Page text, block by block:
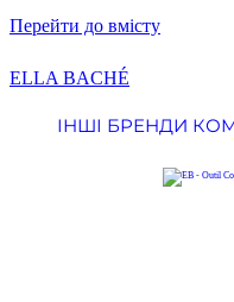
Перейти до вмісту
ELLA BACHÉ
ІНШІ БРЕНДИ